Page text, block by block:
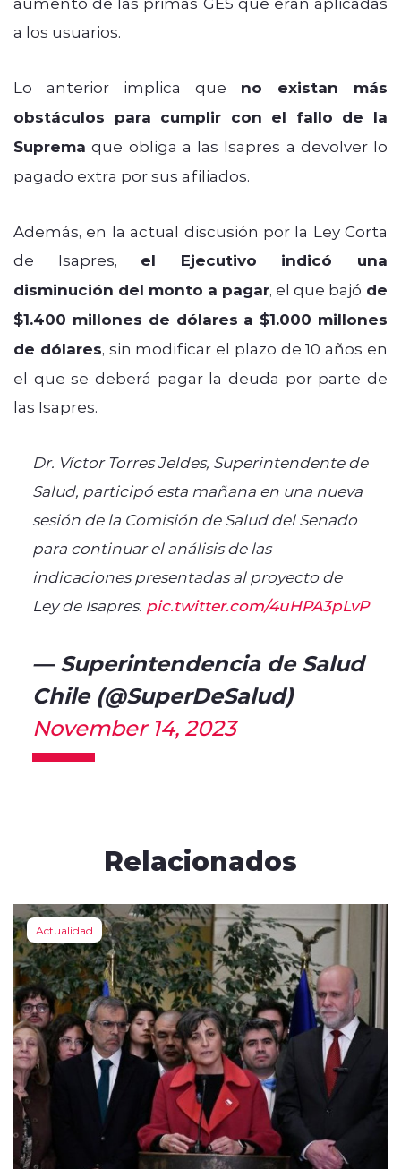
a los usuarios.
Lo anterior implica que no existan más
obstáculos para cumplir con el fallo de la
Suprema que obliga a las Isapres a devolver lo
pagado extra por sus afiliados.
Además, en la actual discusión por la Ley Corta
de Isapres, el Ejecutivo indicó una
disminución del monto a pagar, el que bajó de
$1.400 millones de dólares a $1.000 millones
de dólares, sin modificar el plazo de 10 años en
el que se deberá pagar la deuda por parte de
las Isapres.
Dr. Víctor Torres Jeldes, Superintendente de
Salud, participó esta mañana en una nueva
sesión de la Comisión de Salud del Senado
para continuar el análisis de las
indicaciones presentadas al proyecto de
Ley de Isapres. pic.twitter.com/4uHPA3pLvP
— Superintendencia de Salud
Chile (@SuperDeSalud)
November 14, 2023
Relacionados
Actualidad